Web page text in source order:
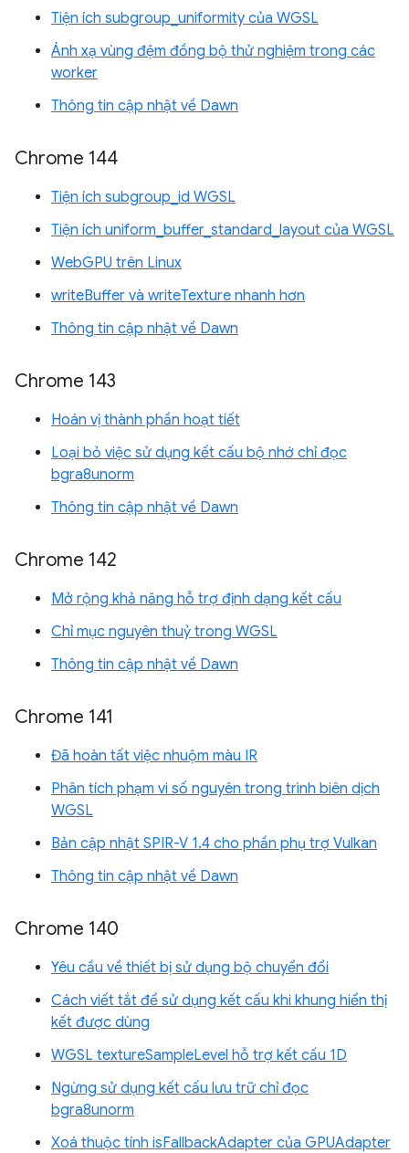
Tiện ích subgroup_uniformity của WGSL
Ánh xạ vùng đệm đồng bộ thử nghiệm trong các
worker
Thông tin cập nhật về Dawn
Chrome 144
Tiện ích subgroup_id WGSL
Tiện ích uniform_buffer_standard_layout của WGSL
WebGPU trên Linux
writeBuffer và writeTexture nhanh hơn
Thông tin cập nhật về Dawn
Chrome 143
Hoán vị thành phần hoạt tiết
Loại bỏ việc sử dụng kết cấu bộ nhớ chỉ đọc
bgra8unorm
Thông tin cập nhật về Dawn
Chrome 142
Mở rộng khả năng hỗ trợ định dạng kết cấu
Chỉ mục nguyên thuỷ trong WGSL
Thông tin cập nhật về Dawn
Chrome 141
Đã hoàn tất việc nhuộm màu IR
Phân tích phạm vi số nguyên trong trình biên dịch
WGSL
Bản cập nhật SPIR-V 1.4 cho phần phụ trợ Vulkan
Thông tin cập nhật về Dawn
Chrome 140
Yêu cầu về thiết bị sử dụng bộ chuyển đổi
Cách viết tắt để sử dụng kết cấu khi khung hiển thị
kết được dùng
WGSL textureSampleLevel hỗ trợ kết cấu 1D
Ngừng sử dụng kết cấu lưu trữ chỉ đọc
bgra8unorm
Xoá thuộc tính isFallbackAdapter của GPUAdapter